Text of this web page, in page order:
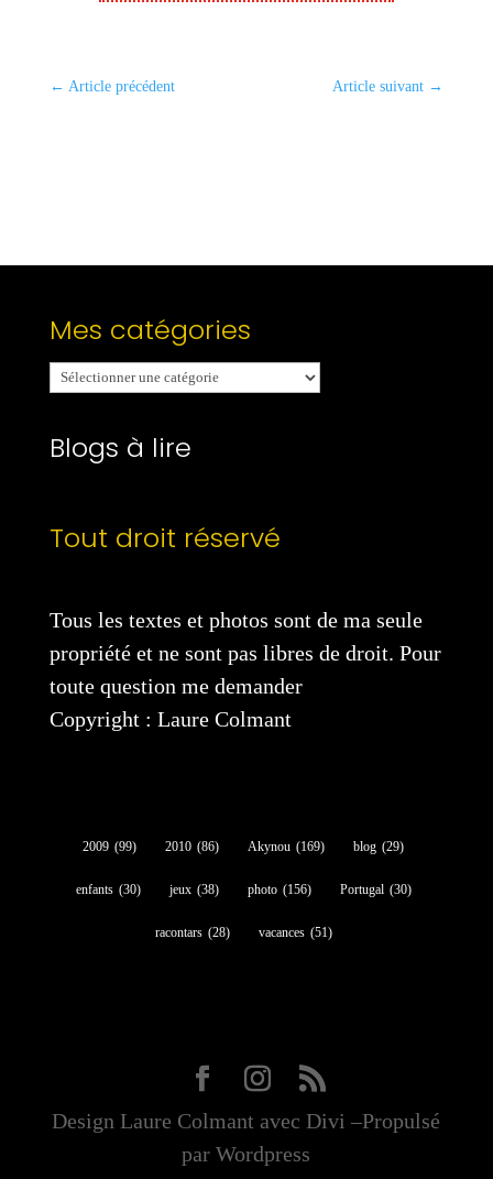
← Article précédent Article suivant →
Mes catégories
Mes
catégories
Blogs à lire
Tout droit réservé
Tous les textes et photos sont de ma seule
propriété et ne sont pas libres de droit. Pour
toute question me demander
Copyright : Laure Colmant
2009 (99) 2010 (86) Akynou (169) blog (29)
enfants (30) jeux (38) photo (156) Portugal (30)
racontars (28) vacances (51)
Design Laure Colmant avec Divi –Propulsé
par Wordpress